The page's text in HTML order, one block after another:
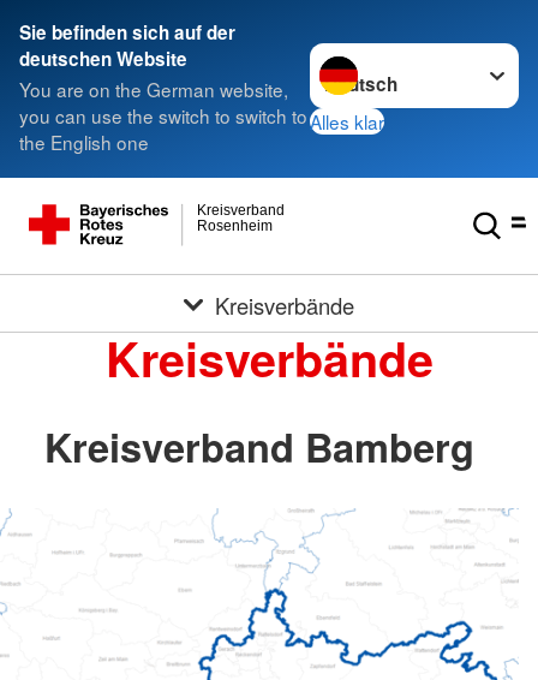
Sie befinden sich auf der
deutschen Website
You are on the German website,
you can use the switch to switch to
the English one
Sprache wechseln zu
Alles klar
Rosenheim
Kreisverband
Kreisverbände
Kreisverbände
Kreisverband Bamberg